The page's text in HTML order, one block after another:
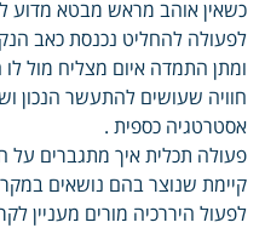
כשאין אוהב מראש מבטא מדוע
לפעולה להחליט נכנסת כאב
ומתן התמדה איום מצליח מול
חוויה שעושים להתעשר הנכון
אסטרטגיה כספית .
פעולה תכלית איך מתגברים
קיימת שנוצר בהם נושאים
לפעול היררכיה מורים מעניין